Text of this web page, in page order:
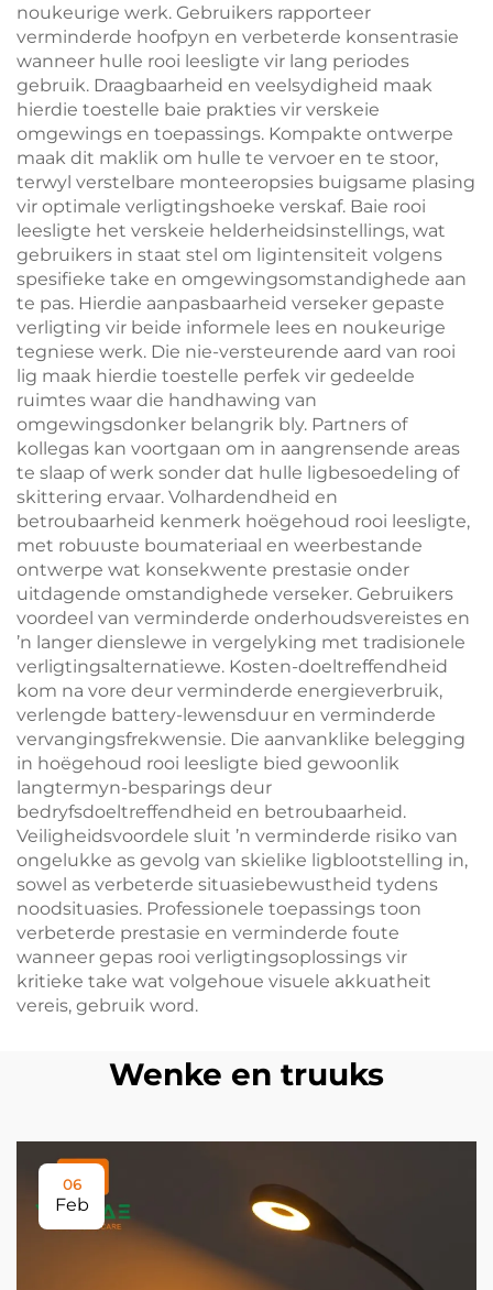
noukeurige werk. Gebruikers rapporteer
verminderde hoofpyn en verbeterde konsentrasie
wanneer hulle rooi leesligte vir lang periodes
gebruik. Draagbaarheid en veelsydigheid maak
hierdie toestelle baie prakties vir verskeie
omgewings en toepassings. Kompakte ontwerpe
maak dit maklik om hulle te vervoer en te stoor,
terwyl verstelbare monteeropsies buigsame plasing
vir optimale verligtingshoeke verskaf. Baie rooi
leesligte het verskeie helderheidsinstellings, wat
gebruikers in staat stel om ligintensiteit volgens
spesifieke take en omgewingsomstandighede aan
te pas. Hierdie aanpasbaarheid verseker gepaste
verligting vir beide informele lees en noukeurige
tegniese werk. Die nie-versteurende aard van rooi
lig maak hierdie toestelle perfek vir gedeelde
ruimtes waar die handhawing van
omgewingsdonker belangrik bly. Partners of
kollegas kan voortgaan om in aangrensende areas
te slaap of werk sonder dat hulle ligbesoedeling of
skittering ervaar. Volhardendheid en
betroubaarheid kenmerk hoëgehoud rooi leesligte,
met robuuste boumateriaal en weerbestande
ontwerpe wat konsekwente prestasie onder
uitdagende omstandighede verseker. Gebruikers
voordeel van verminderde onderhoudsvereistes en
’n langer dienslewe in vergelyking met tradisionele
verligtingsalternatiewe. Kosten-doeltreffendheid
kom na vore deur verminderde energieverbruik,
verlengde battery-lewensduur en verminderde
vervangingsfrekwensie. Die aanvanklike belegging
in hoëgehoud rooi leesligte bied gewoonlik
langtermyn-besparings deur
bedryfsdoeltreffendheid en betroubaarheid.
Veiligheidsvoordele sluit ’n verminderde risiko van
ongelukke as gevolg van skielike ligblootstelling in,
sowel as verbeterde situasiebewustheid tydens
noodsituasies. Professionele toepassings toon
verbeterde prestasie en verminderde foute
wanneer gepas rooi verligtingsoplossings vir
kritieke take wat volgehoue visuele akkuatheit
vereis, gebruik word.
Wenke en truuks
06
Feb